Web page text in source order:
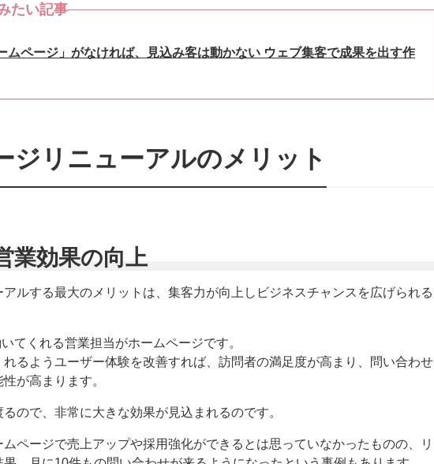
たい記事
ムページ」がなければ、見込み客は動かない ウェブ集客で成果を出す作
ジリニューアルのメリット
業効果の向上
ルする最大のメリットは、集客力が向上しビジネスチャンスを広げられる
てくれる営業担当がホームページです。
るようユーザー体験を改善すれば、訪問者の満足度が高まり、問い合わせ
が高まります。
ので、非常に大きな効果が見込まれるのです。
ページで売上アップや採用強化ができるとは思っていなかったものの、リ